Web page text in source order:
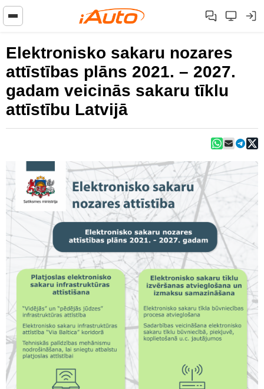
Elektronisko sakaru nozares
attīstības plāns 2021. – 2027.
gadam veicinās sakaru tīklu
attīstību Latvijā